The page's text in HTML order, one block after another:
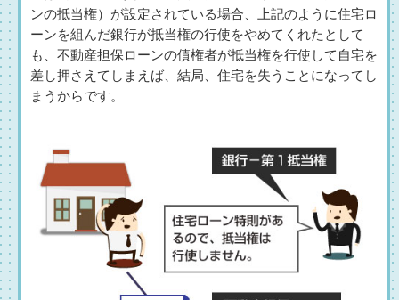
ンの抵当権）が設定されている場合、上記のように住宅ロ
ーンを組んだ銀行が抵当権の行使をやめてくれたとして
も、不動産担保ローンの債権者が抵当権を行使して自宅を
差し押さえてしまえば、結局、住宅を失うことになってし
まうからです。